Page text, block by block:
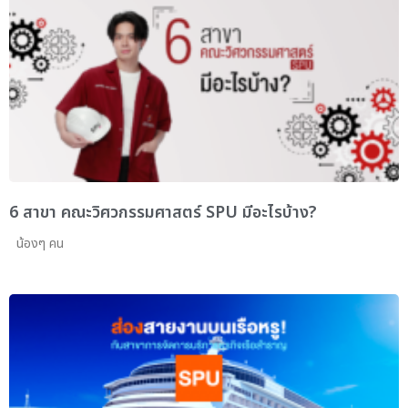
6 สาขา คณะวิศวกรรมศาสตร์ SPU มีอะไรบ้าง?
น้องๆ คน